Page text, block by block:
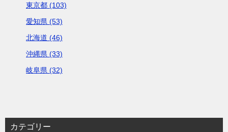
東京都 (103)
愛知県 (53)
北海道 (46)
沖縄県 (33)
岐阜県 (32)
カテゴリー